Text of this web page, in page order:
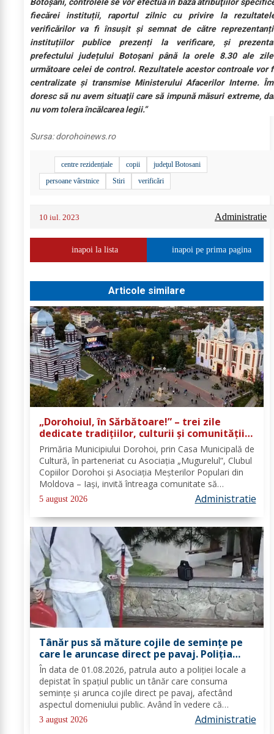
fiecărei instituții, raportul zilnic cu privire la
verificărilor va fi însușit şi semnat de către
instituțiilor publice prezenți la verificare, și
prefectului județului Botoșani până la orele 8.30 ale
următoare celei de control. Rezultatele acestor controale vor
centralizate și transmise Ministerului Afacerilor Interne.
doresc să nu avem situaţii care să impună măsuri extreme,
nu vom tolera încălcarea legii.”
Sursa:dorohoinews.ro
centre rezidențiale copii
judeţul Botosani
persoane vârstnice
Stiri verificări
10 iul. 2023 Administratie
inapoi la lista inapoi pe prima pagina
Articole similare
„Dorohoiul, în Sărbătoare!” – trei zile
dedicate tradițiilor, culturii și comunității
Trei tradiții. Un singur eveniment. O
singură sărbătoare!
Primăria Municipiului Dorohoi, prin Casa Municipală de
Cultură, în parteneriat cu Asociația „Mugurelul”, Clubul
Copiilor Dorohoi și Asociația Meșterilor Populari din
Moldova – Iași, invită întreaga comunitate să
participe, în perioada 28–30 august 2026, la
evenimentul „Dorohoiul, în Sărbătoare!”....
5 august 2026 Administratie
Tânăr pus să măture cojile de seminţe pe
care le aruncase direct pe pavaj. Poliţia
Locală Dorohoi: Respectul față de spațiul
comun trebuie să fie o prioritate pentru
fiecare dintre noi”
În data de 01.08.2026, patrula auto a poliției locale a
depistat în spațiul public un tânăr care consuma
semințe și arunca cojile direct pe pavaj, afectând
aspectul domeniului public. Având în vedere că
prioritatea Poliției Locale este prevenția și educarea
spiritului civic, polițiștii l-au...
3 august 2026 Administratie